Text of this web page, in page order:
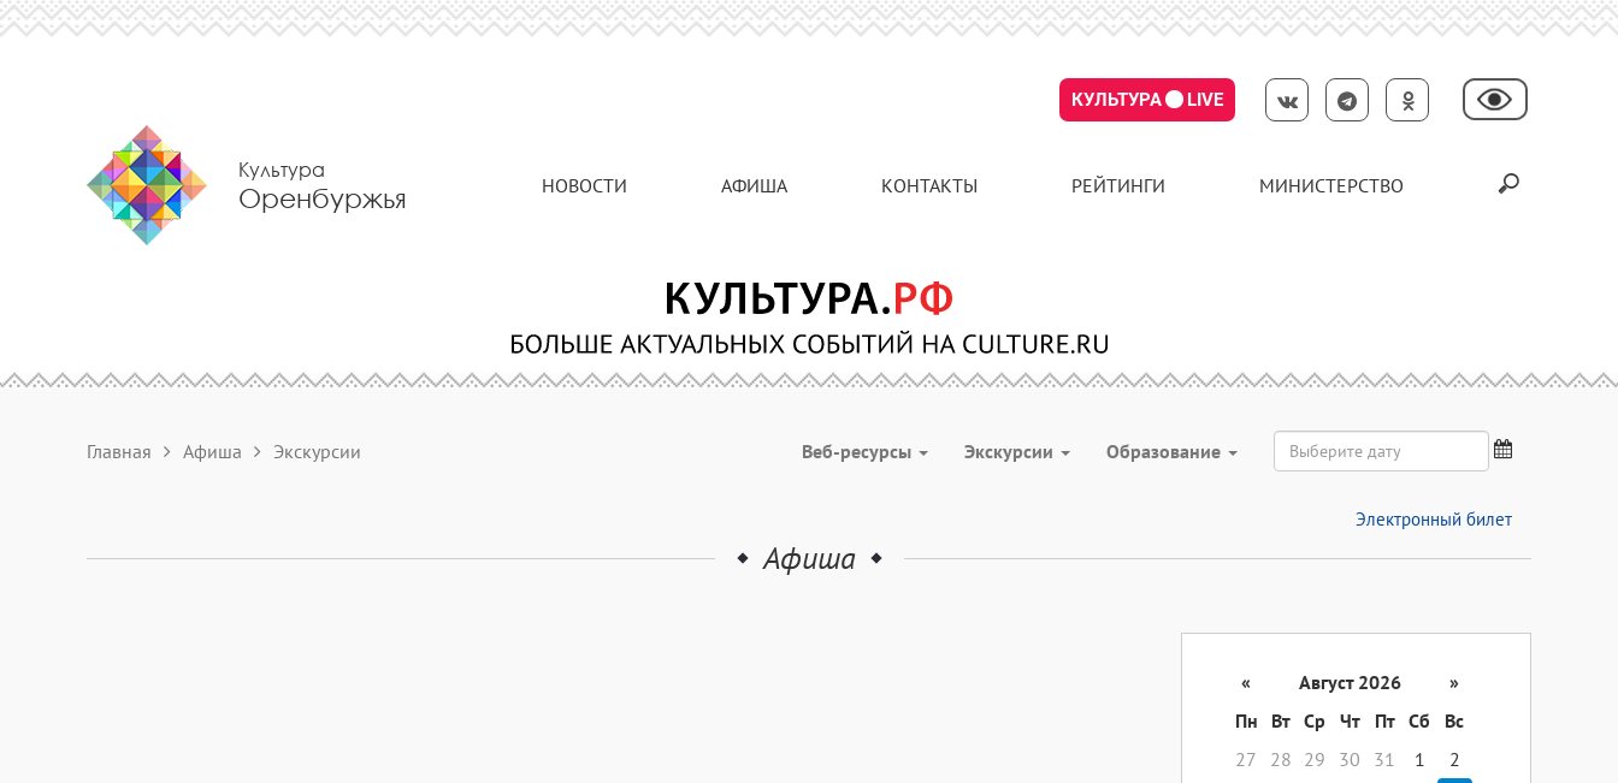
КУЛЬТУРА LIVE
Культура
Оренбуржья НОВОСТИ АФИША КОНТАКТЫ РЕЙТИНГИ МИНИСТЕРСТВО
Главная Афиша Экскурсии Веб-ресурсы Экскурсии Образование
Электронный билет
Афиша
« Август 2026
»
Пн
Вт Ср Чт Пт Сб
Вс
27
28 29 30 31 1
2